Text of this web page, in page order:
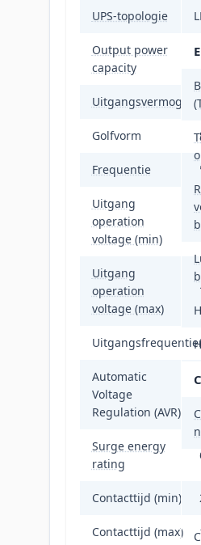
UPS-topologie
Output power
capacity
Uitgangsvermogen
Golfvorm
Frequentie
Uitgang
operation
voltage (min)
Uitgang
operation
voltage (max)
Automatic
Voltage
Regulation (AVR)
Surge energy
rating
Contacttijd (min)
Contacttijd (max)